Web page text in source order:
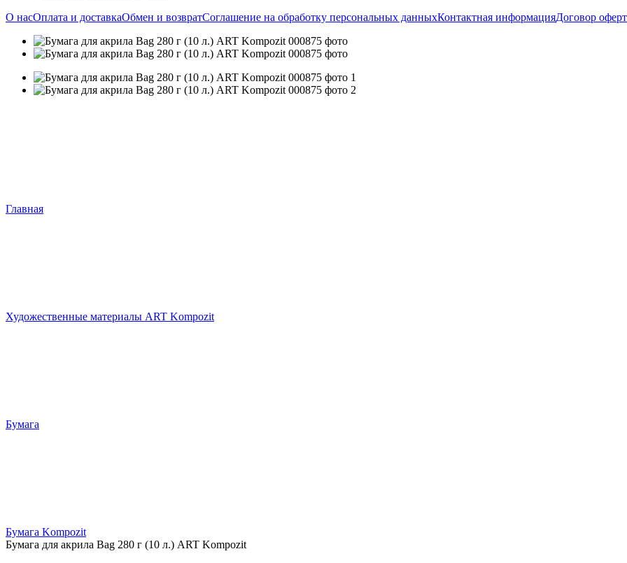
О насОплата и доставкаОбмен и возвратСоглашение на обработку персональных данныхКонтактная информацияДоговор
Главная
Художественные материалы ART Kompozit
Бумага
Бумага Kompozit
Бумага для акрила Bag 280 г (10 л.) ART Kompozit